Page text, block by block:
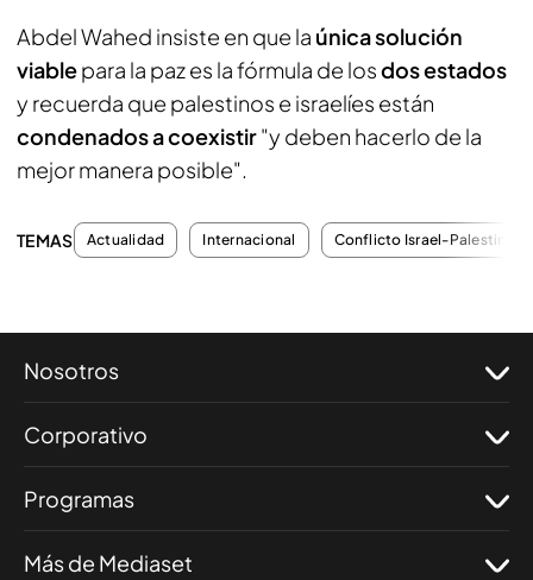
Abdel Wahed insiste en que la única solución
viablepara la paz es la fórmula de losdos estados
y recuerda que palestinos e israelíes están
condenados a coexistir"y deben hacerlo de la
mejor manera posible".
TEMAS Actualidad Internacional Conflicto Israel-Palestina
Nosotros
Corporativo
Programas
Más de Mediaset